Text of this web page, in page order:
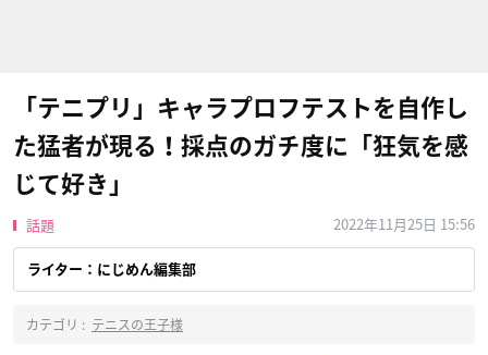
「テニプリ」キャラプロフテストを自作し
た猛者が現る！採点のガチ度に「狂気を感
じて好き」
話題 2022年11月25日 15:56
ライター：にじめん編集部
カテゴリ : テニスの王子様